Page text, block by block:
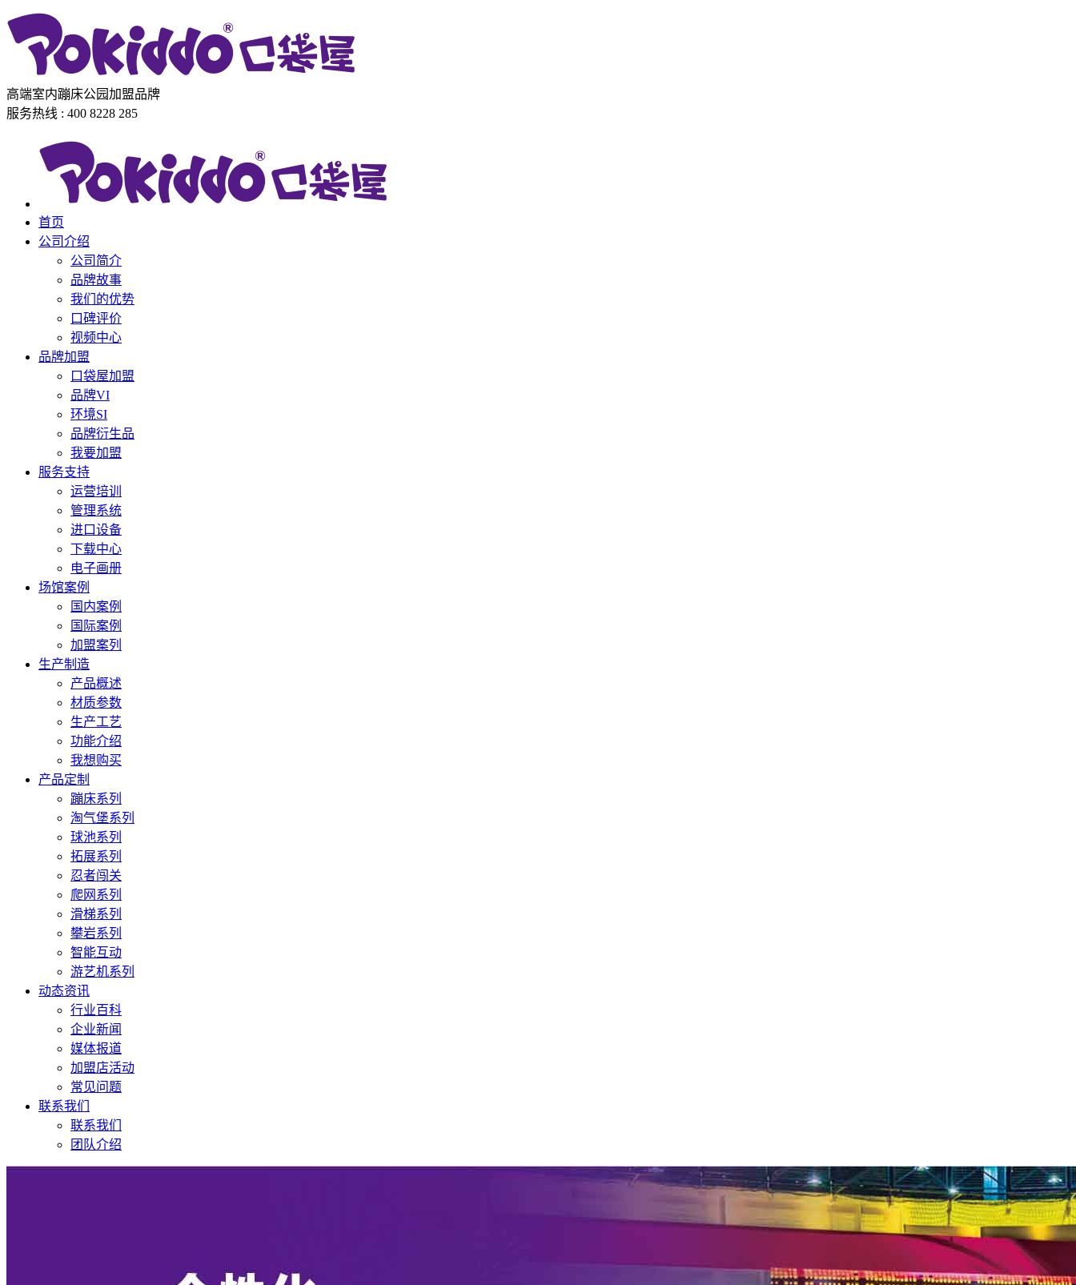
高端室内蹦床公园加盟品牌
服务热线 : 400 8228 285
首页
公司介绍
公司简介
品牌故事
我们的优势
口碑评价
视频中心
品牌加盟
口袋屋加盟
品牌VI
环境SI
品牌衍生品
我要加盟
服务支持
运营培训
管理系统
进口设备
下载中心
电子画册
场馆案例
国内案例
国际案例
加盟案列
生产制造
产品概述
材质参数
生产工艺
功能介绍
我想购买
产品定制
蹦床系列
淘气堡系列
球池系列
拓展系列
忍者闯关
爬网系列
滑梯系列
攀岩系列
智能互动
游艺机系列
动态资讯
行业百科
企业新闻
媒体报道
加盟店活动
常见问题
联系我们
联系我们
团队介绍